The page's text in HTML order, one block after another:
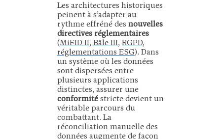
Les architectures historiques
peinent à s’adapter au
rythme effréné des nouvelles
directives réglementaires
(MiFID II, Bâle III, RGPD,
réglementations ESG). Dans
un système où les données
sont dispersées entre
plusieurs applications
distinctes, assurer une
conformité stricte devient un
véritable parcours du
combattant. La
réconciliation manuelle des
données augmente de façon